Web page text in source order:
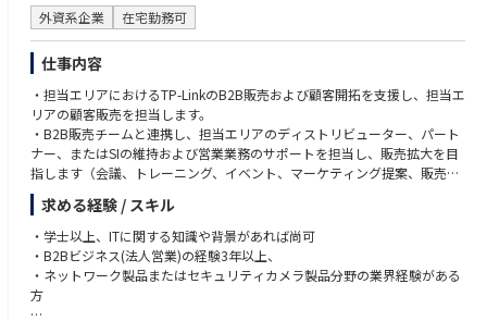
■業務の魅力
・安定：プライム上場HD子会社×多角的事業展開の資本力で、景況に左右
されにくい事業運営。
投資。用地確保は今後も価値が高まり続ける中核業務。
・キャリア/専門性：用地仕入れは上流工程。相場観、法務/税務、開発/造
成、収支設計、交渉術が実務で体系化され、市場価値が大きく向上。将来
的にエリア責任者・マネジメントも目指せます。
・収入：成果がインセンに直結、上限なし。
外資系企業 在宅勤務可
仕事内容
・担当エリアにおけるTP-LinkのB2B販売および顧客開拓を支援し、担当エ
リアの顧客販売を担当します。
・B2B販売チームと連携し、担当エリアのディストリビューター、パート
ナー、またはSIの維持および営業業務のサポートを担当し、販売拡大を目
指します（会議、トレーニング、イベント、マーケティング提案、販売資
料の配布など）。
・担当エリアの新規チャネル、新規B2Bディストリビューター、新規シス
テムインテグレーターの開拓、B2B販売拡大への取り組み（コールドコー
ル、メール連絡、会議での問い合わせなど）。
・中小企業向け製品の販売力強化を目的とした、関連するB2Bイベント、
活動、またはプログラムのサポート。
・上記以外のB2Bビジネスに関連する業務
求める経験 / スキル
・学士以上、ITに関する知識や背景があれば尚可
・B2Bビジネス(法人営業)の経験3年以上、
・ネットワーク製品またはセキュリティカメラ製品分野の業界経験がある
方